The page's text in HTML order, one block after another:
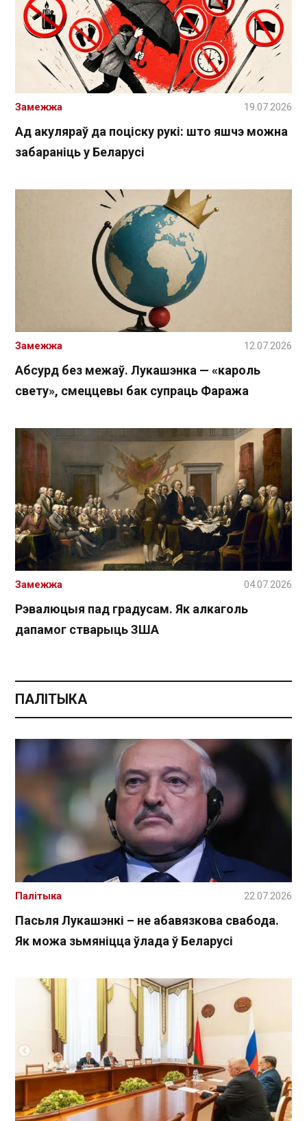
Ад акуляраў да поціску рукі: што яшчэ можна
забараніць у Беларусі
Замежжа 19.07.2026
Абсурд без межаў. Лукашэнка — «кароль
свету», смеццевы бак супраць Фаража
Замежжа 12.07.2026
Рэвалюцыя пад градусам. Як алкаголь
дапамог стварыць ЗША
Замежжа 04.07.2026
ПАЛІТЫКА
Пасьля Лукашэнкі – не абавязкова свабода.
Як можа зьмяніцца ўлада ў Беларусі
Палітыка 22.07.2026